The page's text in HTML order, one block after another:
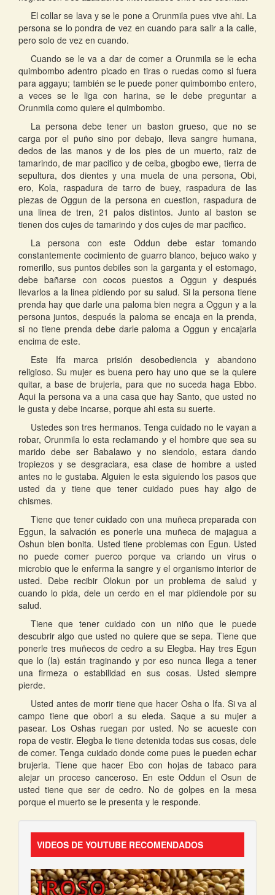
El collar se lava y se le pone a Orunmila pues vive ahi. La
persona se lo pondra de vez en cuando para salir a la calle,
pero solo de vez en cuando.
Cuando se le va a dar de comer a Orunmila se le echa
quimbombo adentro picado en tiras o ruedas como si fuera
para aggayu; también se le puede poner quimbombo entero,
a veces se le liga con harina, se le debe preguntar a
Orunmila como quiere el quimbombo.
La persona debe tener un baston grueso, que no se
carga por el puño sino por debajo, lleva sangre humana,
dedos de las manos y de los pies de un muerto, raiz de
tamarindo, de mar pacifico y de ceiba, gbogbo ewe, tierra de
sepultura, dos dientes y una muela de una persona, Obi,
ero, Kola, raspadura de tarro de buey, raspadura de las
piezas de Oggun de la persona en cuestion, raspadura de
una linea de tren, 21 palos distintos. Junto al baston se
tienen dos cujes de tamarindo y dos cujes de mar pacifico.
La persona con este Oddun debe estar tomando
constantemente cocimiento de guarro blanco, bejuco wako y
romerillo, sus puntos debiles son la garganta y el estomago,
debe bañarse con cocos puestos a Oggun y después
llevarlos a la linea pidiendo por su salud. Si la persona tiene
prenda hay que darle una paloma bien negra a Oggun y a la
persona juntos, después la paloma se encaja en la prenda,
si no tiene prenda debe darle paloma a Oggun y encajarla
encima de este.
Este Ifa marca prisión desobediencia y abandono
religioso. Su mujer es buena pero hay uno que se la quiere
quitar, a base de brujeria, para que no suceda haga Ebbo.
Aqui la persona va a una casa que hay Santo, que usted no
le gusta y debe incarse, porque ahi esta su suerte.
Ustedes son tres hermanos. Tenga cuidado no le vayan a
robar, Orunmila lo esta reclamando y el hombre que sea su
marido debe ser Babalawo y no siendolo, estara dando
tropiezos y se desgraciara, esa clase de hombre a usted
antes no le gustaba. Alguien le esta siguiendo los pasos que
usted da y tiene que tener cuidado pues hay algo de
chismes.
Tiene que tener cuidado con una muñeca preparada con
Eggun, la salvación es ponerle una muñeca de majagua a
Oshun bien bonita. Usted tiene problemas con Egun. Usted
no puede comer puerco porque va criando un virus o
microbio que le enferma la sangre y el organismo interior de
usted. Debe recibir Olokun por un problema de salud y
cuando lo pida, dele un cerdo en el mar pidiendole por su
salud.
Tiene que tener cuidado con un niño que le puede
descubrir algo que usted no quiere que se sepa. Tiene que
ponerle tres muñecos de cedro a su Elegba. Hay tres Egun
que lo (la) están traginando y por eso nunca llega a tener
una firmeza o estabilidad en sus cosas. Usted siempre
pierde.
Usted antes de morir tiene que hacer Osha o Ifa. Si va al
campo tiene que obori a su eleda. Saque a su mujer a
pasear. Los Oshas ruegan por usted. No se acueste con
ropa de vestir. Elegba le tiene detenida todas sus cosas, dele
de comer. Tenga cuidado donde come pues le pueden echar
brujeria. Tiene que hacer Ebo con hojas de tabaco para
alejar un proceso canceroso. En este Oddun el Osun de
usted tiene que ser de cedro. No de golpes en la mesa
porque el muerto se le presenta y le responde.
VIDEOS DE YOUTUBE RECOMENDADOS